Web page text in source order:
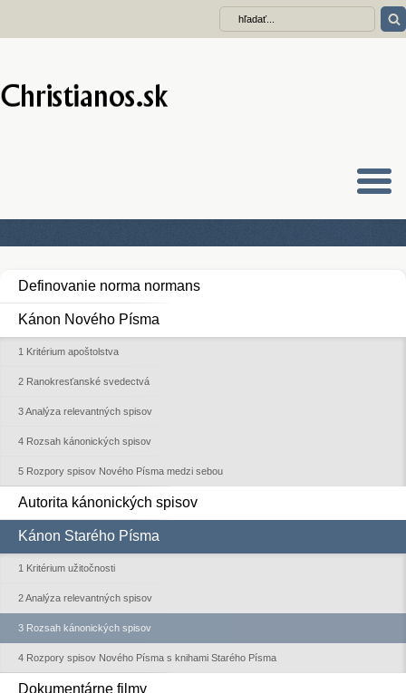
Definovanie norma normans
Kánon Nového Písma
1 Kritérium apoštolstva
2 Ranokresťanské svedectvá
3 Analýza relevantných spisov
4 Rozsah kánonických spisov
5 Rozpory spisov Nového Písma medzi sebou
Autorita kánonických spisov
Kánon Starého Písma
1 Kritérium užitočnosti
2 Analýza relevantných spisov
3 Rozsah kánonických spisov
4 Rozpory spisov Nového Písma s knihami Starého Písma
Dokumentárne filmy